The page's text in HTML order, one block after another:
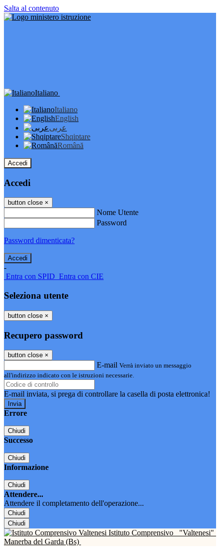
Salta al contenuto
Italiano
Italiano
English
عربى
Shqiptare
Română
Accedi
Accedi
button close ×
Nome Utente
Password
Password dimenticata?
-
Entra con SPID Entra con CIE
Seleziona utente
button close ×
Recupero password
button close ×
E-mail Verrà inviato un messaggio
all'indirizzo indicato con le istruzioni necessarie.
E-mail inviata, si prega di controllare la casella di posta elettronica!
Errore
Chiudi
Successo
Chiudi
Informazione
Chiudi
Attendere...
Attendere il completamento dell'operazione...
Chiudi
Chiudi
Istituto Comprensivo
"Valtenesi"
Manerba del Garda (Bs)